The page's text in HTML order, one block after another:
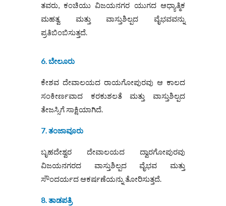
ತವರು, ಕಂಚಿಯು ವಿಜಯನಗರ ಯುಗದ ಆಧ್ಯಾತ್ಮಿಕ
ಮಹತ್ವ ಮತ್ತು ವಾಸ್ತುಶಿಲ್ಪದ ವೈಭವವನ್ನು
ಪ್ರತಿಬಿಂಬಿಸುತ್ತದೆ.
6. ಬೇಲೂರು
ಕೇಶವ ದೇವಾಲಯದ ರಾಯಗೋಪುರವು ಆ ಕಾಲದ
ಸಂಕೀರ್ಣವಾದ ಕರಕುಶಲತೆ ಮತ್ತು ವಾಸ್ತುಶಿಲ್ಪದ
ತೇಜಸ್ಸಿಗೆ ಸಾಕ್ಷಿಯಾಗಿದೆ.
7. ತಂಜಾವೂರು
ಬೃಹದೇಶ್ವರ ದೇವಾಲಯದ ದ್ವಾರಗೋಪುರವು
ವಿಜಯನಗರದ ವಾಸ್ತುಶಿಲ್ಪದ ವೈಭವ ಮತ್ತು
ಸೌಂದರ್ಯದ ಆಕರ್ಷಣೆಯನ್ನು ತೋರಿಸುತ್ತದೆ.
8. ತಾಡಪತ್ರಿ